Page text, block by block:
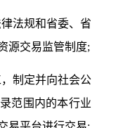
法规和省委、省
源交易监管制度;
制定并向社会公
范围内的本行业